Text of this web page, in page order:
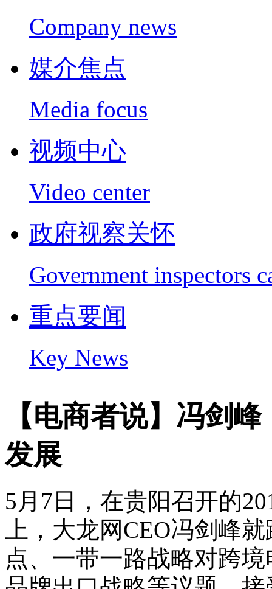
Company news
媒介焦点
Media focus
视频中心
Video center
政府视察关怀
Government inspectors
重点要闻
Key News
【电商者说】冯剑
发展
5月7日，在贵阳召开的
上，大龙网CEO冯剑峰
点、一带一路战略对跨